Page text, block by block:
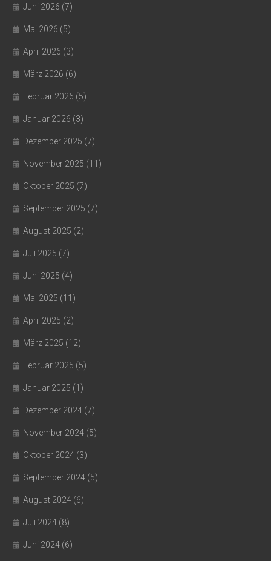
Juni 2026 (7)
Mai 2026 (5)
April 2026 (3)
März 2026 (6)
Februar 2026 (5)
Januar 2026 (3)
Dezember 2025 (7)
November 2025 (11)
Oktober 2025 (7)
September 2025 (7)
August 2025 (2)
Juli 2025 (7)
Juni 2025 (4)
Mai 2025 (11)
April 2025 (2)
März 2025 (12)
Februar 2025 (5)
Januar 2025 (1)
Dezember 2024 (7)
November 2024 (5)
Oktober 2024 (3)
September 2024 (5)
August 2024 (6)
Juli 2024 (8)
Juni 2024 (6)